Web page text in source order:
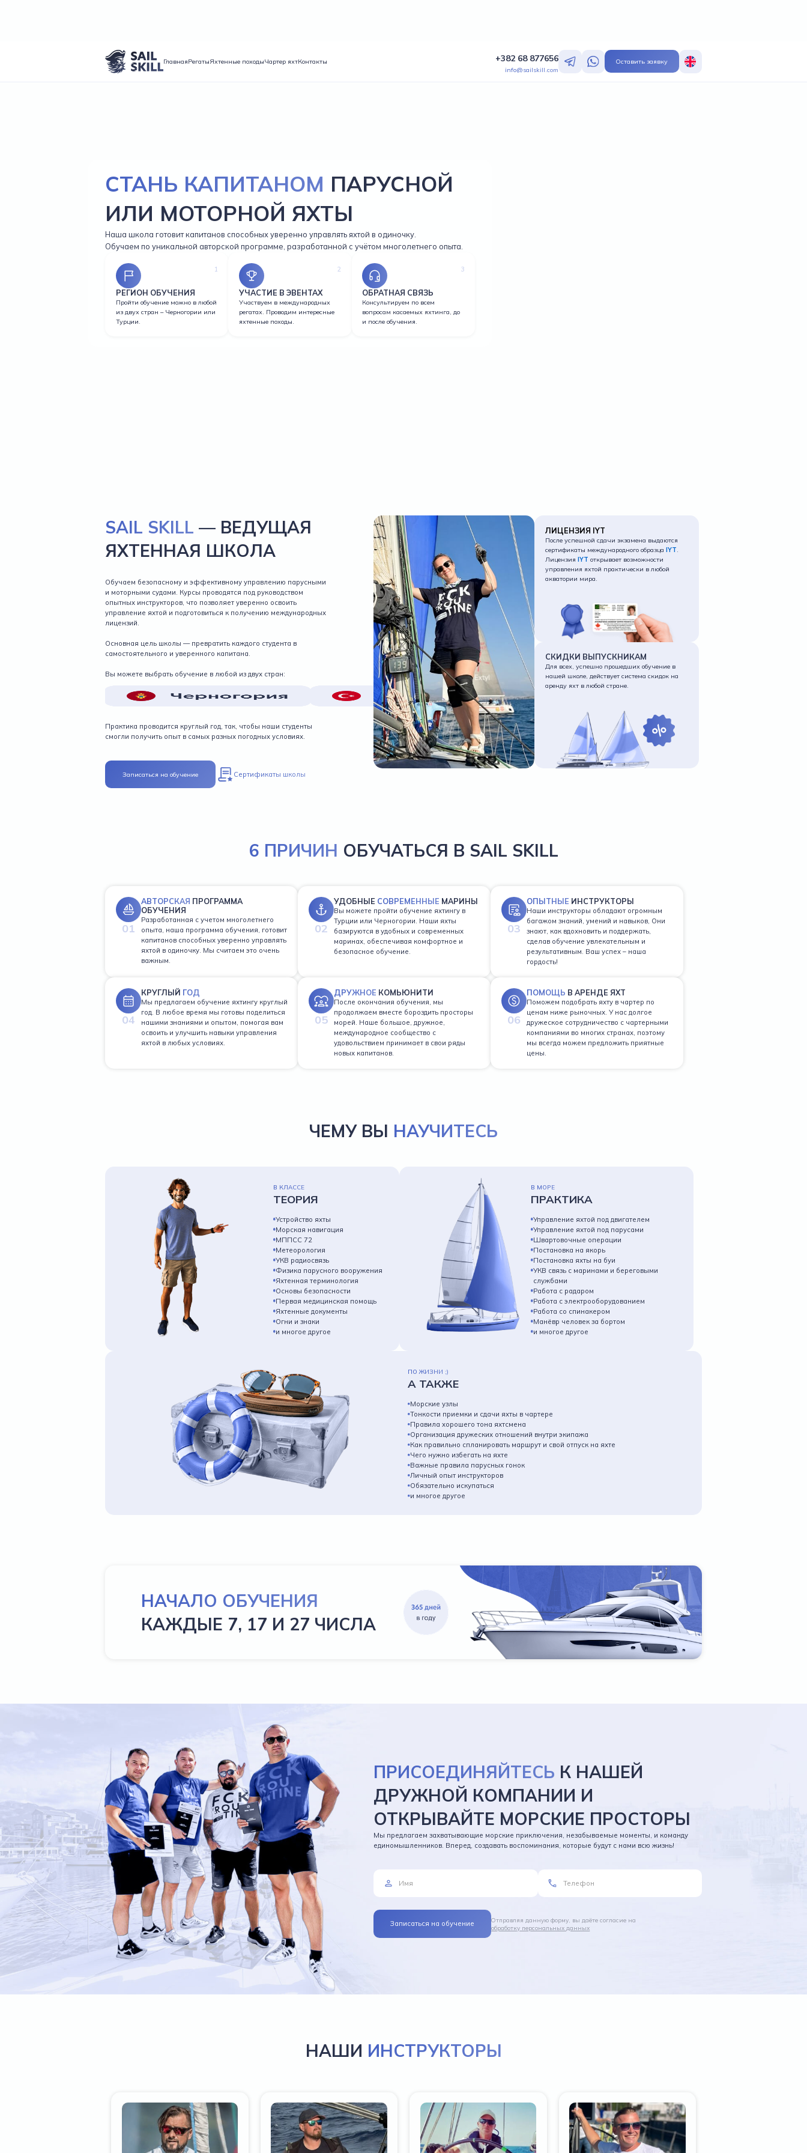
ГлавнаяРегатыЯхтенные походыЧартер яхтКонтакты +382 68 877656
info@sailskill.com
Оставить заявку
СТАНЬ КАПИТАНОМ ПАРУСНОЙ
ИЛИ МОТОРНОЙ ЯХТЫ
Наша школа готовит капитанов способных уверенно управлять яхтой в одиночку.
Обучаем по уникальной авторской программе, разработанной с учётом многолетнего опыта.
1
РЕГИОН ОБУЧЕНИЯ
Пройти обучение можно в любой
из двух стран – Черногории или
Турции.
2
УЧАСТИЕ В ЭВЕНТАХ
Участвуем в международных
регатах. Проводим интересные
яхтенные походы.
3
ОБРАТНАЯ СВЯЗЬ
Консультируем по всем
вопросам касаемых яхтинга, до
и после обучения.
SAIL SKILL — ВЕДУЩАЯ
ЯХТЕННАЯ ШКОЛА
Обучаем безопасному и эффективному управлению парусными
и моторными судами. Курсы проводятся под руководством
опытных инструкторов, что позволяет уверенно освоить
управление яхтой и подготовиться к получению международных
лицензий.
Основная цель школы — превратить каждого студента в
самостоятельного и уверенного капитана.
Вы можете выбрать обучение в любой из двух стран:
Практика проводится круглый год, так, чтобы наши студенты
смогли получить опыт в самых разных погодных условиях.
Записаться на обучение Сертификаты школы
ЛИЦЕНЗИЯ IYT
После успешной сдачи экзамена выдаются
сертификаты международного образца IYT
Лицензия IYT открывает возможности
управления яхтой практически в любой
акватории мира.
СКИДКИ ВЫПУСКНИКАМ
Для всех, успешно прошедших обучение в
нашей школе, действует система скидок на
аренду яхт в любой стране.
6 ПРИЧИН ОБУЧАТЬСЯ В SAIL SKILL
01
АВТОРСКАЯ ПРОГРАММА
ОБУЧЕНИЯ
Разработанная с учетом многолетнего
опыта, наша программа обучения, готовит
капитанов способных уверенно управлять
яхтой в одиночку. Мы считаем это очень
важным.
02
УДОБНЫЕ СОВРЕМЕННЫЕ МАРИНЫ
Вы можете пройти обучение яхтингу в
Турции или Черногории. Наши яхты
базируются в удобных и современных
маринах, обеспечивая комфортное и
безопасное обучение.
03
ОПЫТНЫЕ ИНСТРУКТОРЫ
Наши инструкторы обладают огромным
багажом знаний, умений и навыков, Они
знают, как вдохновить и поддержать,
сделав обучение увлекательным и
результативным. Ваш успех – наша
гордость!
04
КРУГЛЫЙ ГОД
Мы предлагаем обучение яхтингу круглый
год. В любое время мы готовы поделиться
нашими знаниями и опытом, помогая вам
освоить и улучшить навыки управления
яхтой в любых условиях.
05
ДРУЖНОЕ КОМЬЮНИТИ
После окончания обучения, мы
продолжаем вместе бороздить просторы
морей. Наше большое, дружное,
международное сообщество с
удовольствием принимает в свои ряды
новых капитанов.
06
ПОМОЩЬ В АРЕНДЕ ЯХТ
Поможем подобрать яхту в чартер по
ценам ниже рыночных. У нас долгое
дружеское сотрудничество с чартерными
компаниями во многих странах, поэтому
мы всегда можем предложить приятные
цены.
ЧЕМУ ВЫ НАУЧИТЕСЬ
В КЛАССЕ
ТЕОРИЯ
Устройство яхты
Морская навигация
МППСС 72
Метеорология
УКВ радиосвязь
Физика парусного вооружения
Яхтенная терминология
Основы безопасности
Первая медицинская помощь
Яхтенные документы
Огни и знаки
и многое другое
В МОРЕ
ПРАКТИКА
Управление яхтой под двигателем
Управление яхтой под парусами
Швартовочные операции
Постановка на якорь
Постановка яхты на буи
УКВ связь с маринами и береговыми
службами
Работа с радаром
Работа с электрооборудованием
Работа со спинакером
Манёвр человек за бортом
и многое другое
ПО ЖИЗНИ ;)
А ТАКЖЕ
Морские узлы
Тонкости приемки и сдачи яхты в чартере
Правила хорошего тона яхтсмена
Организация дружеских отношений внутри экипажа
Как правильно спланировать маршрут и свой отпуск на яхте
Чего нужно избегать на яхте
Важные правила парусных гонок
Личный опыт инструкторов
Обязательно искупаться
и многое другое
НАЧАЛО ОБУЧЕНИЯ
КАЖДЫЕ 7, 17 И 27 ЧИСЛА
ПРИСОЕДИНЯЙТЕСЬ К НАШЕЙ
ДРУЖНОЙ КОМПАНИИ И
ОТКРЫВАЙТЕ МОРСКИЕ ПРОСТОРЫ
Мы предлагаем захватывающие морские приключения, незабываемые моменты, и команду
единомышленников. Вперед, создавать воспоминания, которые будут с нами всю жизнь!
Отправляя данную форму, вы даёте согласие на
обработку персональных данных
НАШИ ИНСТРУКТОРЫ